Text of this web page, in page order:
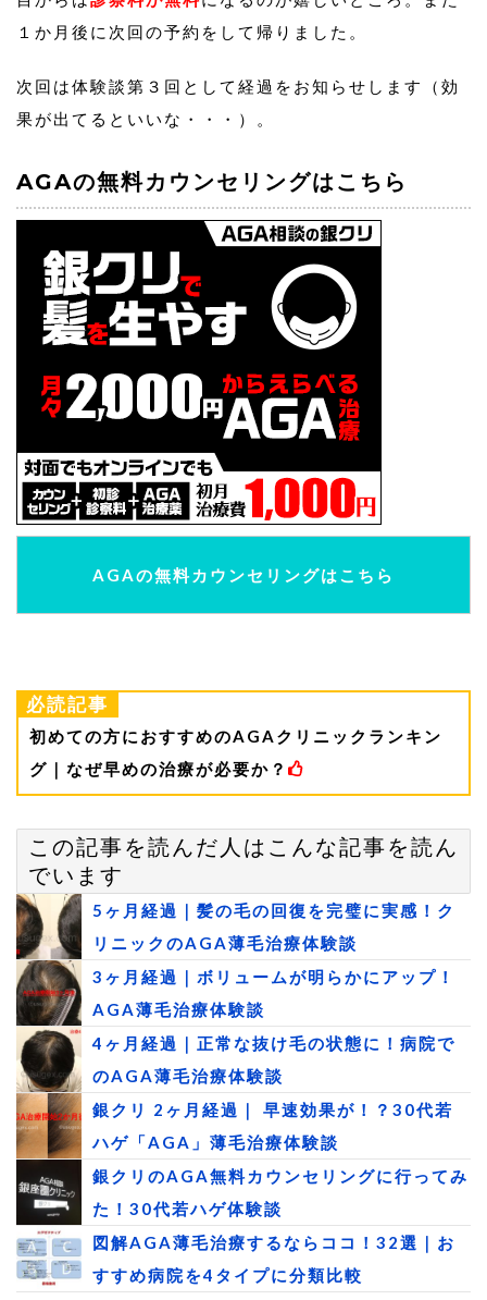
１か月後に次回の予約をして帰りました。
次回は体験談第３回として経過をお知らせします（効
果が出てるといいな・・・）。
AGAの無料カウンセリングはこちら
AGAの無料カウンセリングはこちら
必読記事
初めての方におすすめのAGAクリニックランキン
グ｜なぜ早めの治療が必要か？
この記事を読んだ人はこんな記事を読ん
でいます
5ヶ月経過｜髪の毛の回復を完璧に実感！ク
リニックのAGA薄毛治療体験談
3ヶ月経過｜ボリュームが明らかにアップ！
AGA薄毛治療体験談
4ヶ月経過｜正常な抜け毛の状態に！病院で
のAGA薄毛治療体験談
銀クリ 2ヶ月経過｜ 早速効果が！？30代若
ハゲ「AGA」薄毛治療体験談
銀クリのAGA無料カウンセリングに行ってみ
た！30代若ハゲ体験談
図解AGA薄毛治療するならココ！32選｜お
すすめ病院を4タイプに分類比較